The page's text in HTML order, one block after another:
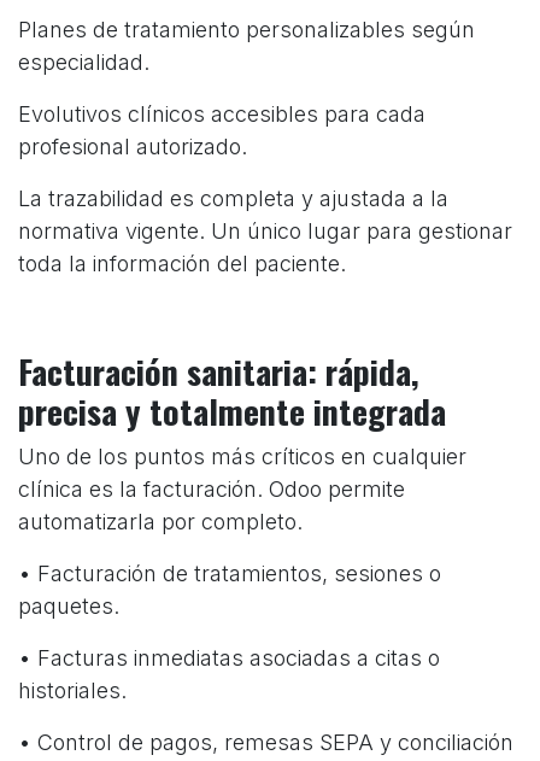
Planes de tratamiento personalizables según
especialidad.
Evolutivos clínicos accesibles para cada
profesional autorizado.
La trazabilidad es completa y ajustada a la
normativa vigente. Un único lugar para gestionar
toda la información del paciente.
Facturación sanitaria: rápida,
precisa y totalmente integrada
Uno de los puntos más críticos en cualquier
clínica es la facturación. Odoo permite
automatizarla por completo.
• Facturación de tratamientos, sesiones o
paquetes.
• Facturas inmediatas asociadas a citas o
historiales.
• Control de pagos, remesas SEPA y conciliación